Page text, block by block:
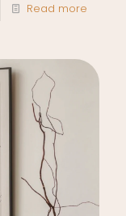
Read more